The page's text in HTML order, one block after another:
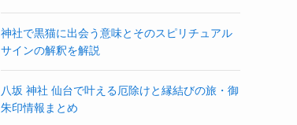
神社で黒猫に出会う意味とそのスピリチュアル
サインの解釈を解説
八坂 神社 仙台で叶える厄除けと縁結びの旅・御
朱印情報まとめ